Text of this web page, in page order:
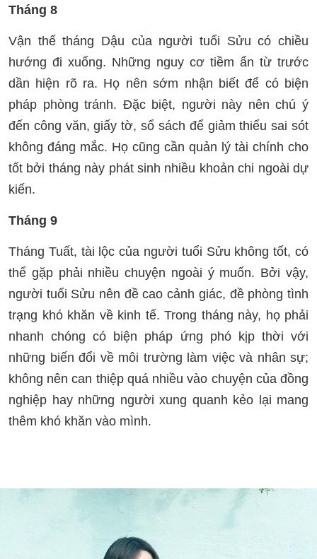
Tháng 8
Vận thế tháng Dậu của người tuổi Sửu có chiều
hướng đi xuống. Những nguy cơ tiềm ẩn từ trước
dần hiện rõ ra. Họ nên sớm nhận biết để có biện
pháp phòng tránh. Đặc biệt, người này nên chú ý
đến công văn, giấy tờ, sổ sách để giảm thiểu sai sót
không đáng mắc. Họ cũng cần quản lý tài chính cho
tốt bởi tháng này phát sinh nhiều khoản chi ngoài dự
kiến.
Tháng 9
Tháng Tuất, tài lộc của người tuổi Sửu không tốt, có
thể gặp phải nhiều chuyện ngoài ý muốn. Bởi vậy,
người tuổi Sửu nên đề cao cảnh giác, đề phòng tình
trạng khó khăn về kinh tế. Trong tháng này, họ phải
nhanh chóng có biện pháp ứng phó kịp thời với
những biến đổi về môi trường làm việc và nhân sự;
không nên can thiệp quá nhiều vào chuyện của đồng
nghiệp hay những người xung quanh kẻo lại mang
thêm khó khăn vào mình.